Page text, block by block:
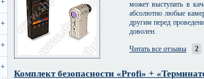
может выступать в
абсолютно любые
другим перед
доволен.
Читать все отзывы 2
Комплект безопасности «Profi» +